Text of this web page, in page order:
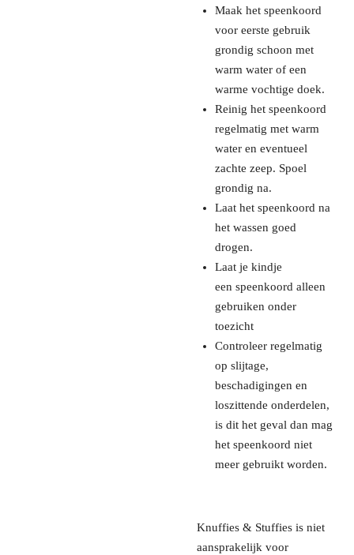
Maak het speenkoord
voor eerste gebruik
grondig schoon met
warm water of een
warme vochtige doek.
Reinig het speenkoord
regelmatig met warm
water en eventueel
zachte zeep. Spoel
grondig na.
Laat het speenkoord na
het wassen goed
drogen.
Laat je kindje
een speenkoord alleen
gebruiken onder
toezicht
Controleer regelmatig
op slijtage,
beschadigingen en
loszittende onderdelen,
is dit het geval dan mag
het speenkoord niet
meer gebruikt worden.
Knuffies & Stuffies is niet
aansprakelijk voor